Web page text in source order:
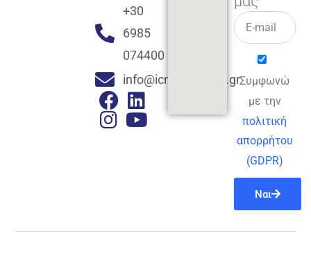
+30
6985
074400
info@icmacademy.grΣυμφωνώ
με την
πολιτική
απορρήτου
(GDPR)
Ναι